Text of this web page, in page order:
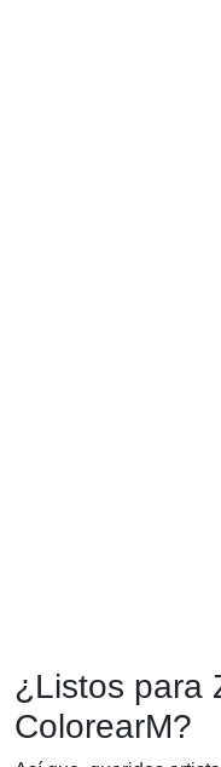
¿Listos para
ColorearM?